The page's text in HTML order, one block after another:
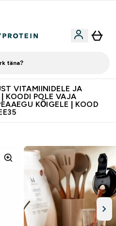
täna?
VITAMIINIDELE JA
KOODI POLE VAJA
KÕIGELE | KOOD